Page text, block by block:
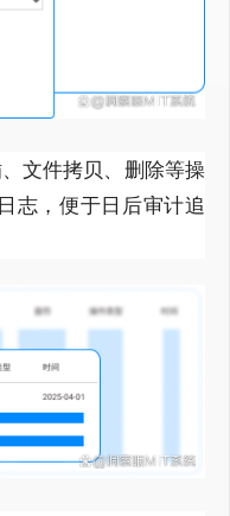
文件拷贝、删除等操
志，便于日后审计追